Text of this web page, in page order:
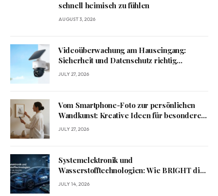
schnell heimisch zu fühlen
AUGUST 3, 2026
Videoüberwachung am Hauseingang:
Sicherheit und Datenschutz richtig
verbinden
JULY 27, 2026
Vom Smartphone-Foto zur persönlichen
Wandkunst: Kreative Ideen für besondere
Erinnerungen
JULY 27, 2026
Systemelektronik und
Wasserstofftechnologien: Wie BRIGHT die
Mobilität von morgen gestaltet?
JULY 14, 2026